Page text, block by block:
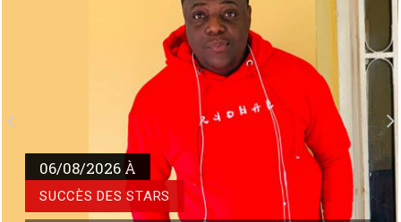
Débat sur la réforme constitutionnelle : Vital Kamerhe, «
l’impératif de la paix et sécurité ! »
La position de Vital Kamerhe sur la réforme de la Constitution tel
que préconisée par le Chef de l’Etat depuis la ville de Kisangani,
après la sortie médiatique de Jean Pierre Bemba en particul
06/08/2026 À
SUCCÈS DES STARS